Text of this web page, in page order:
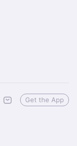
Get the App